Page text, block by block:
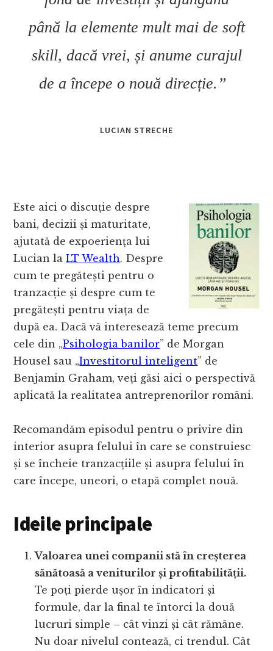
până la elemente mult mai de soft
skill, dacă vrei, și anume curajul
de a începe o nouă direcție.”
LUCIAN STRECHE
Este aici o discuție despre
bani, decizii și maturitate,
ajutată de expoeriența lui
Lucian laLT Wealth. Despre
cum te pregătești pentru o
tranzacție și despre cum te
pregătești pentru viața de
după ea. Dacă vă interesează teme precum
cele din „Psihologia banilor” de Morgan
Housel sau „Investitorul inteligent” de
Benjamin Graham, veți găsi aici o perspectivă
aplicată la realitatea antreprenorilor români.
Recomandăm episodul pentru o privire din
interior asupra felului în care se construiesc
și se încheie tranzacțiile și asupra felului în
care începe, uneori, o etapă complet nouă.
Ideile principale
Valoarea unei companii stă în creșterea
sănătoasă a veniturilor și profitabilității.
Te poți pierde ușor în indicatori și
formule, dar la final te întorci la două
lucruri simple – cât vinzi și cât rămâne.
Nu doar nivelul contează, ci trendul. Cât